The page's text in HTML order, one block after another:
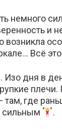
немного
и
Всё
дня в
плечи.
где
сильным
.